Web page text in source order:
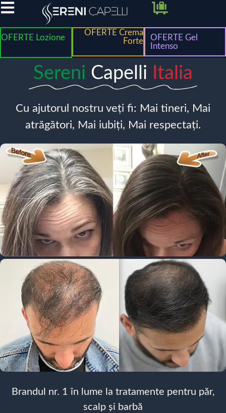
OFERTE Lozione
OFERTE Crema
Forte
OFERTE Gel
Intenso
Sereni Capelli Italia
Cu ajutorul nostru veți fi: Mai tineri, Mai
atrăgători, Mai iubiți, Mai respectați.
Brandul nr. 1 în lume la tratamente pentru păr,
scalp și barbă